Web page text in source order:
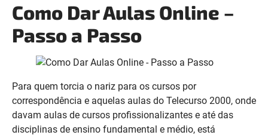
Como Dar Aulas Online –
Passo a Passo
Para quem torcia o nariz para os cursos por
correspondência e aquelas aulas do Telecurso 2000, onde
davam aulas de cursos profissionalizantes e até das
disciplinas de ensino fundamental e médio, está